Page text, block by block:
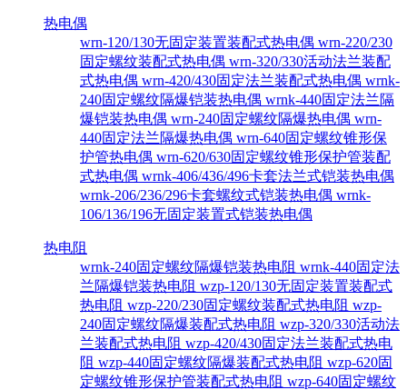
热电偶
wrn-120/130无固定装置装配式热电偶 wrn-220/230
固定螺纹装配式热电偶 wrn-320/330活动法兰装配
式热电偶 wrn-420/430固定法兰装配式热电偶 wrnk-
240固定螺纹隔爆铠装热电偶 wrnk-440固定法兰隔
爆铠装热电偶 wrn-240固定螺纹隔爆热电偶 wrn-
440固定法兰隔爆热电偶 wrn-640固定螺纹锥形保
护管热电偶 wrn-620/630固定螺纹锥形保护管装配
式热电偶 wrnk-406/436/496卡套法兰式铠装热电偶
wrnk-206/236/296卡套螺纹式铠装热电偶 wrnk-
106/136/196无固定装置式铠装热电偶
热电阻
wrnk-240固定螺纹隔爆铠装热电阻 wrnk-440固定法
兰隔爆铠装热电阻 wzp-120/130无固定装置装配式
热电阻 wzp-220/230固定螺纹装配式热电阻 wzp-
240固定螺纹隔爆装配式热电阻 wzp-320/330活动法
兰装配式热电阻 wzp-420/430固定法兰装配式热电
阻 wzp-440固定螺纹隔爆装配式热电阻 wzp-620固
定螺纹锥形保护管装配式热电阻 wzp-640固定螺纹